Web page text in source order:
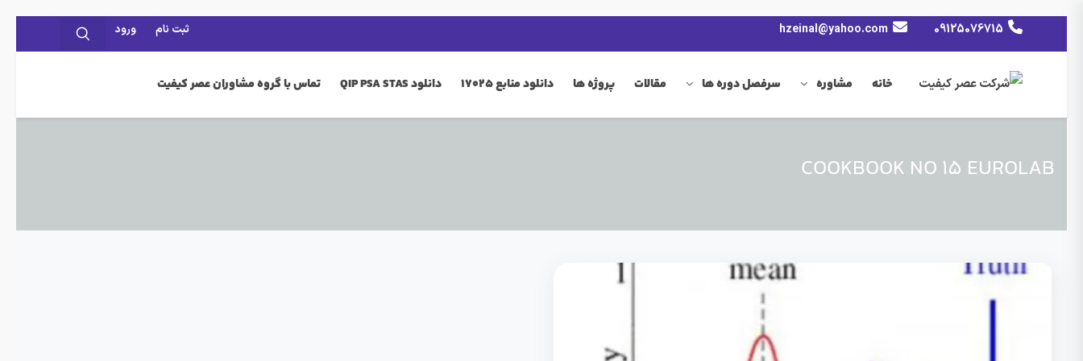
09125076715
hzeinal@yahoo.com ثبت نام ورود
خانه مشاوره سرفصل دوره ها مقالات پروژه ها دانلود منابع 17025 دانلود QIP PSA STAS تماس با گروه مشاوران عصر کیفیت
COOKBOOK NO 15 EUROLAB